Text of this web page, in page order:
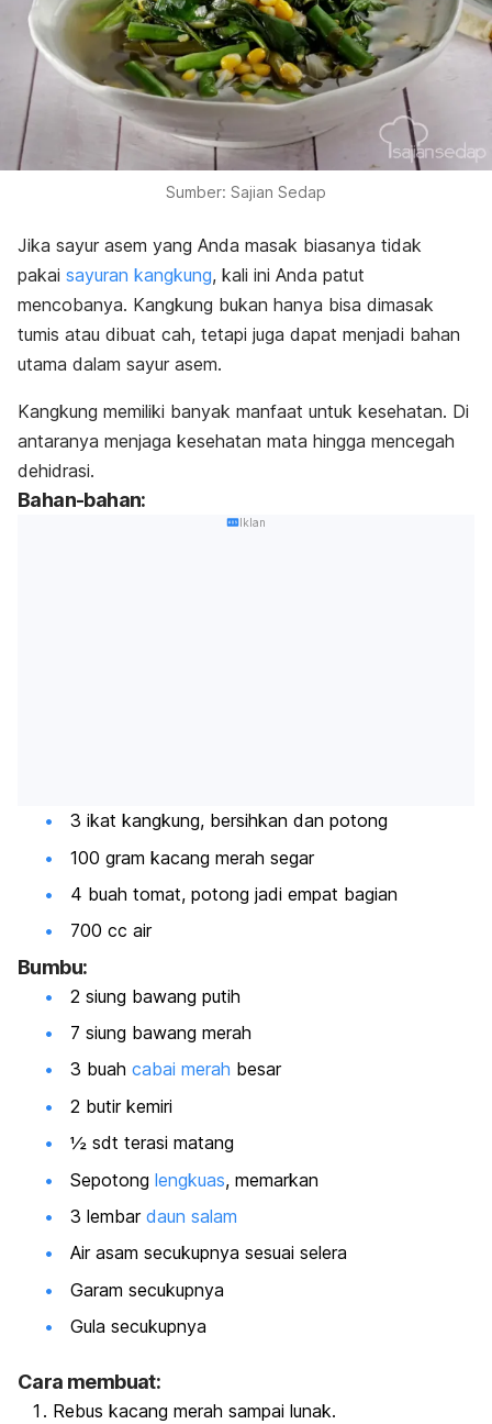
Sumber: Sajian Sedap
Jika sayur asem yang Anda masak biasanya tidak
pakai sayuran kangkung, kali ini Anda patut
mencobanya. Kangkung bukan hanya bisa dimasak
tumis atau dibuat cah, tetapi juga dapat menjadi bahan
utama dalam sayur asem.
Kangkung memiliki banyak manfaat untuk kesehatan. Di
antaranya menjaga kesehatan mata hingga mencegah
dehidrasi.
Bahan-bahan:
Iklan
3 ikat kangkung, bersihkan dan potong
100 gram kacang merah segar
4 buah tomat, potong jadi empat bagian
700 cc air
Bumbu:
2 siung bawang putih
7 siung bawang merah
3 buah cabai merah besar
2 butir kemiri
½ sdt terasi matang
Sepotong lengkuas, memarkan
3 lembar daun salam
Air asam secukupnya sesuai selera
Garam secukupnya
Gula secukupnya
Cara membuat:
Rebus kacang merah sampai lunak.